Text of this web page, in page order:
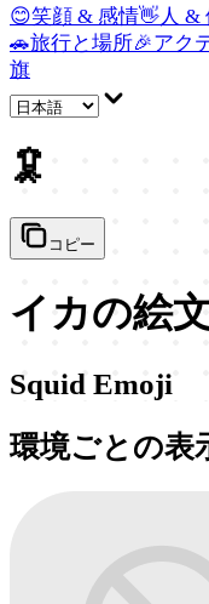
😊笑顔 & 感情👋 人 &
🚗旅行と場所🎉アク
旗
🦑
コピー
イカの絵
Squid Emoji
環境ごとの表